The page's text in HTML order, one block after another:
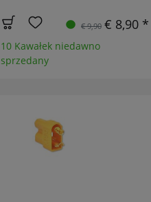
€ 9,90 € 8,90 *
10 Kawałek niedawno
sprzedany